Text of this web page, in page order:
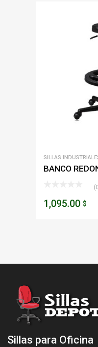
SILLAS
BANCO
1,095.00 $
Sillas para Oficina